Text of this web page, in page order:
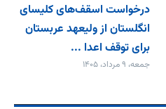
درخواست اسقف‌های کلیسای
انگلستان از ولیعهد عربستان
برای توقف اعدا ...
جمعه، ۹ مرداد، ۱۴۰۵